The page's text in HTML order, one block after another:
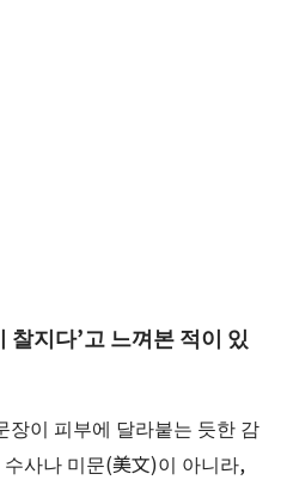
찰지다’고 느껴본 적이 있
장이 피부에 달라붙는 듯한 감
사나 미문(美文)이 아니라,